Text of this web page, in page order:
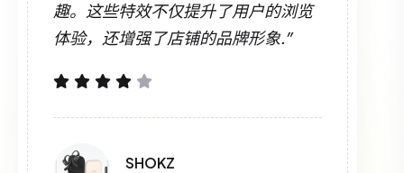
趣。这些特效不仅提升了用户的浏览
体验，还增强了店铺的品牌形象.”
SHOKZ